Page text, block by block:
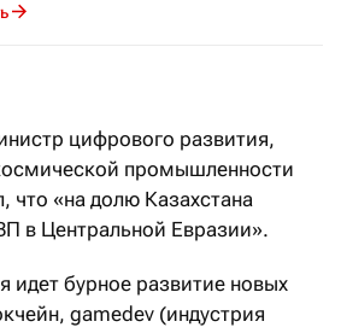
цифрового развития,
промышленности
что «на долю Казахстана
в Центральной Евразии».
идет бурное развитие новых
gamedev (индустрия